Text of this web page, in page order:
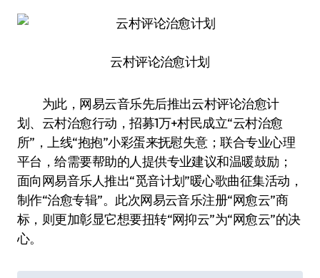
云村评论治愈计划
为此，网易云音乐先后推出云村评论治愈计
划、云村治愈行动，招募1万+村民成立“云村治愈
所”，上线“抱抱”小彩蛋来抚慰失意；联合专业心理
平台，给需要帮助的人提供专业建议和温暖鼓励；
面向网易音乐人推出“觅音计划”暖心歌曲征集活动，
制作“治愈专辑”。此次网易云音乐注册“网愈云”商
标，则更加彰显它想要扭转“网抑云”为“网愈云”的决
心。